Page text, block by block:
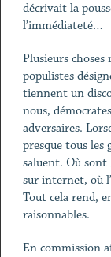
décrivait la
l’immédiateté…
Plusieurs
populistes
tiennent un
nous,
adversaires.
presque tous
saluent. Où
sur internet, où
Tout cela rend,
raisonnables.
En commission